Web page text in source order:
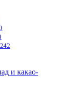
242
и какао-